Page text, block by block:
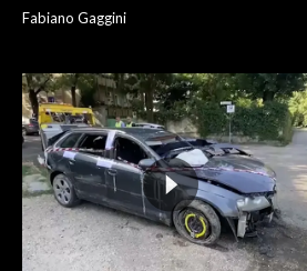
Fabiano Gaggini